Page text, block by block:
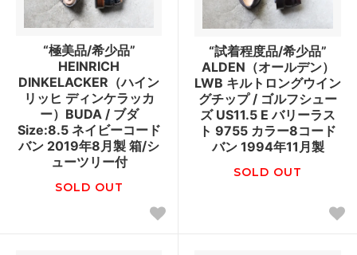
“極美品/希少品”
HEINRICH
DINKELACKER（ハイン
リッヒ ディンケラッカ
ー）BUDA / ブダ
Size:8.5 ネイビーコード
バン 2019年8月製 箱/シ
ューツリー付
SOLD OUT
“試着程度品/希少品”
ALDEN（オールデン）
LWB キルトロングウイン
グチップ / ゴルフシュー
ズ US11.5 E バリーラス
ト 9755 カラー8コード
バン 1994年11月製
SOLD OUT